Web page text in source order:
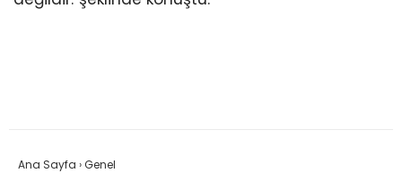
Ana Sayfa ›Genel